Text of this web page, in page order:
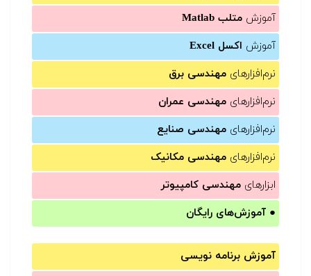
آموزش متلب Matlab
آموزش اکسل Excel
نرم‌افزارهای مهندسی برق
نرم‌افزارهای مهندسی عمران
نرم‌افزارهای مهندسی صنایع
نرم‌افزارهای مهندسی مکانیک
ابزارهای مهندسی کامپیوتر
● آموزش‌های رایگان
آموزش برنامه نویسی